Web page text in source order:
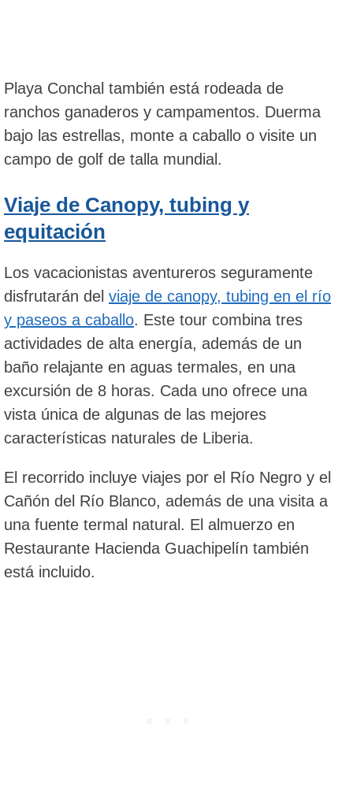
Playa Conchal también está rodeada de
ranchos ganaderos y campamentos. Duerma
bajo las estrellas, monte a caballo o visite un
campo de golf de talla mundial.
Viaje de Canopy, tubing y
equitación
Los vacacionistas aventureros seguramente
disfrutarán del viaje de canopy, tubing en el río
y paseos a caballo. Este tour combina tres
actividades de alta energía, además de un
baño relajante en aguas termales, en una
excursión de 8 horas. Cada uno ofrece una
vista única de algunas de las mejores
características naturales de Liberia.
El recorrido incluye viajes por el Río Negro y el
Cañón del Río Blanco, además de una visita a
una fuente termal natural. El almuerzo en
Restaurante Hacienda Guachipelín también
está incluido.